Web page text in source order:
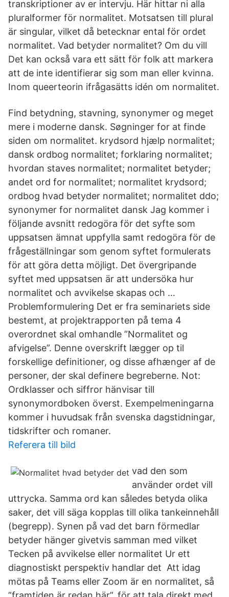
transkriptioner av er intervju. Här hittar ni alla
pluralformer för normalitet. Motsatsen till plural
är singular, vilket då betecknar ental för ordet
normalitet. Vad betyder normalitet? Om du vill
Det kan också vara ett sätt för folk att markera
att de inte identifierar sig som man eller kvinna.
Inom queerteorin ifrågasätts idén om normalitet.
Find betydning, stavning, synonymer og meget
mere i moderne dansk. Søgninger for at finde
siden om normalitet. krydsord hjælp normalitet;
dansk ordbog normalitet; forklaring normalitet;
hvordan staves normalitet; normalitet betyder;
andet ord for normalitet; normalitet krydsord;
ordbog hvad betyder normalitet; normalitet ddo;
synonymer for normalitet dansk Jag kommer i
följande avsnitt redogöra för det syfte som
uppsatsen ämnat uppfylla samt redogöra för de
frågeställningar som genom syftet formulerats
för att göra detta möjligt. Det övergripande
syftet med uppsatsen är att undersöka hur
normalitet och avvikelse skapas och …
Problemformulering Det er fra seminariets side
bestemt, at projektrapporten på tema 4
overordnet skal omhandle ”Normalitet og
afvigelse”. Denne overskrift lægger op til
forskellige definitioner, og disse afhænger af de
personer, der skal definere begreberne. Not:
Ordklasser och siffror hänvisar till
synonymordboken överst. Exempelmeningarna
kommer i huvudsak från svenska dagstidningar,
tidskrifter och romaner.
Referera till bild
vad den som
använder ordet vill
uttrycka. Samma ord kan således betyda olika
saker, det vill säga kopplas till olika tankeinnehåll
(begrepp). Synen på vad det barn förmedlar
betyder hänger givetvis samman med vilket
Tecken på avvikelse eller normalitet Ur ett
diagnostiskt perspektiv handlar det Att idag
mötas på Teams eller Zoom är en normalitet, så